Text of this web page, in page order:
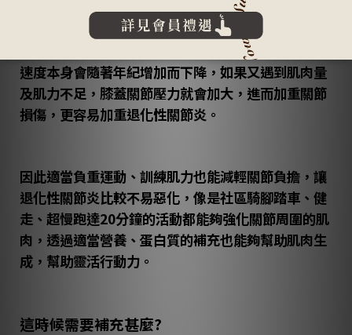
提到關節潤滑液是幫助我們靈活行動力的關鍵，生成
速度本身會隨著年紀增加而下降，如果又遇到肌肉量
及肌力不足，膝蓋關節壓力就會加大，進而加重關節
損傷，更容易加重退化性關節炎。
因此適當負重運動、訓練肌力也能減輕關節負擔，讓
退化性關節炎比較不易惡化，像是社區騎腳踏車、健
走、超慢跑達20分鐘的活動都能夠強化關節周圍的肌
肉，透過適當營養、蛋白質的補充也能夠幫助肌肉生
成，幫助靈活行動力。
這時候需要補充甚麼?